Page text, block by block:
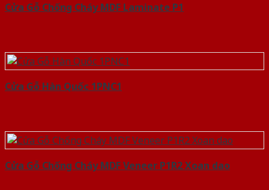
Cửa Gỗ Chống Cháy MDF Laminate P1
Cửa Gỗ Hàn Quốc 1PNC1
Cửa Gỗ Chống Cháy MDF Veneer P1R2 Xoan dao